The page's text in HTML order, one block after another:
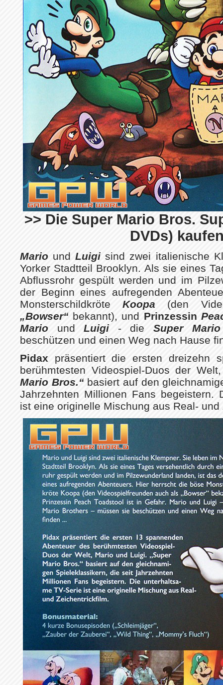
>> Die Super Mario Bros.
DVDs)
Mario undLuigisind zwei italienische
Yorker Stadtteil Brooklyn. Als sie eines
Abflussrohr gespült werden und im
der Beginn eines aufregenden
MonsterschildkröteKoopa (den
„Bowser“ bekannt), und Prinzessin
Mario undLuigi - dieSuper
beschützen und einen Weg nach Hause
Pidax präsentiert die ersten dreizehn
berühmtesten Videospiel-Duos der
Mario Bros.“basiert auf den
Jahrzehnten Millionen Fans begeistern.
ist eine originelle Mischung aus Real-